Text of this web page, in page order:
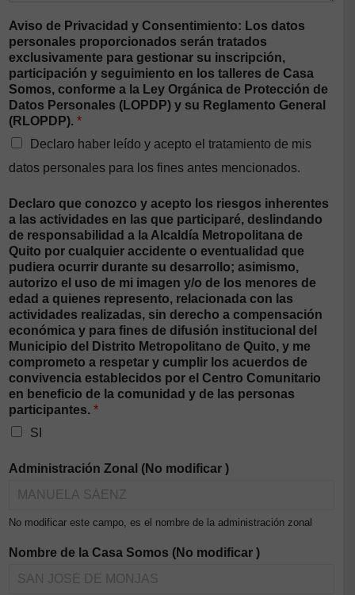
Aviso de Privacidad y Consentimiento: Los datos
personales proporcionados serán tratados
exclusivamente para gestionar su inscripción,
participación y seguimiento en los talleres de Casa
Somos, conforme a la Ley Orgánica de Protección de
Datos Personales (LOPDP) y su Reglamento General
(RLOPDP). *
Declaro haber leído y acepto el tratamiento de mis
datos personales para los fines antes mencionados.
Declaro que conozco y acepto los riesgos inherentes
a las actividades en las que participaré, deslindando
de responsabilidad a la Alcaldía Metropolitana de
Quito por cualquier accidente o eventualidad que
pudiera ocurrir durante su desarrollo; asimismo,
autorizo el uso de mi imagen y/o de los menores de
edad a quienes represento, relacionada con las
actividades realizadas, sin derecho a compensación
económica y para fines de difusión institucional del
Municipio del Distrito Metropolitano de Quito, y me
comprometo a respetar y cumplir los acuerdos de
convivencia establecidos por el Centro Comunitario
en beneficio de la comunidad y de las personas
participantes. *
SI
Administración Zonal (No modificar )
No modificar este campo, es el nombre de la administración zonal
Nombre de la Casa Somos (No modificar )